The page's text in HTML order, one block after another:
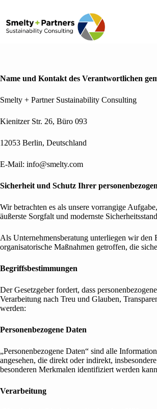
springen
Name und Kontakt des Verantwortlichen
Smelty + Partner Sustainability Consulting
Kienitzer Str. 26, Büro 093
12053 Berlin, Deutschland
E-Mail: info@smelty.com
Sicherheit und Schutz Ihrer
Wir betrachten es als unsere vorrangige
äußerste Sorgfalt und modernste
Als Unternehmensberatung unterliegen wir den
organisatorische Maßnahmen getroffen, die
Begriffsbestimmungen
Der Gesetzgeber fordert, dass
Verarbeitung nach Treu und Glauben,
werden:
Personenbezogene Daten
„Personenbezogene Daten“ sind alle
angesehen, die direkt oder indirekt,
besonderen Merkmalen identifiziert werden
Verarbeitung